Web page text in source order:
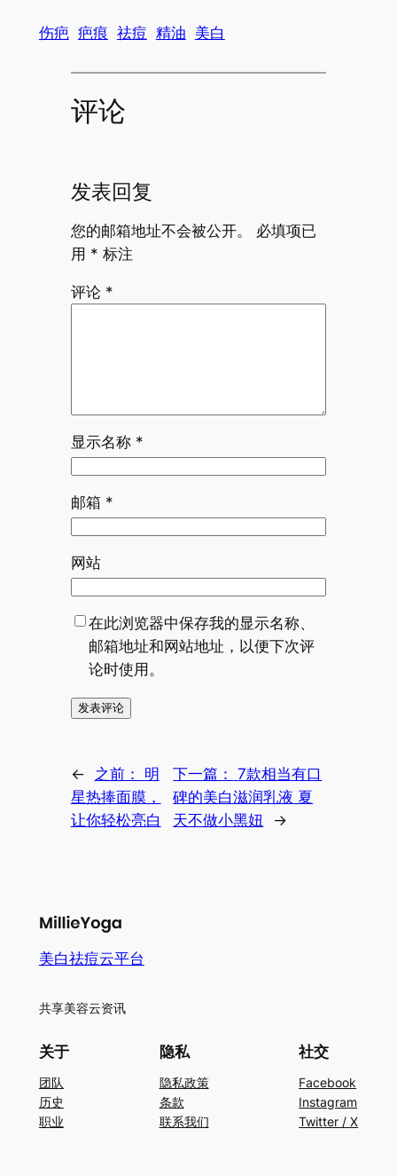
伤疤 疤痕 祛痘 精油 美白
评论
发表回复
您的邮箱地址不会被公开。
必填项已
用 * 标注
评论 *
显示名称 *
邮箱 *
网站
在此浏览器中保存我的显示名称、
邮箱地址和网站地址，以便下次评
论时使用。
← 之前： 明
星热捧面膜，
让你轻松亮白
下一篇：
7款相当有口
碑的美白滋润乳液 夏
天不做小黑妞
→
美白祛痘云平台
共享美容云资讯
关于
团队
历史
职业
隐私
隐私政策
条款
联系我们
社交
Facebook
Instagram
Twitter / X